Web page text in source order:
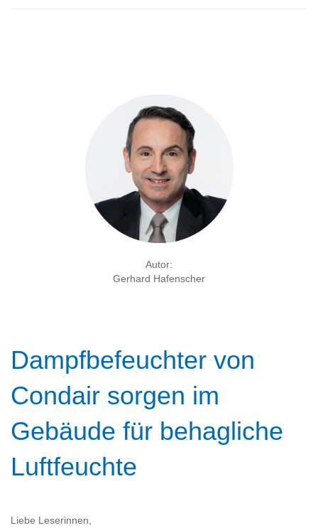
Autor:
Gerhard Hafenscher
Dampfbefeuchter von
Condair sorgen im
Gebäude für behagliche
Luftfeuchte
Liebe Leserinnen,